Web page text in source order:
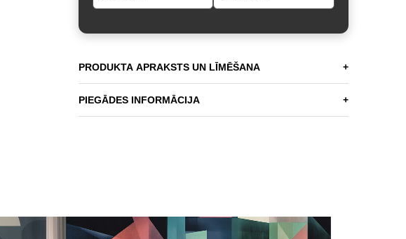
PRODUKTA APRAKSTS UN LĪMĒŠANA +
PIEGĀDES INFORMĀCIJA +